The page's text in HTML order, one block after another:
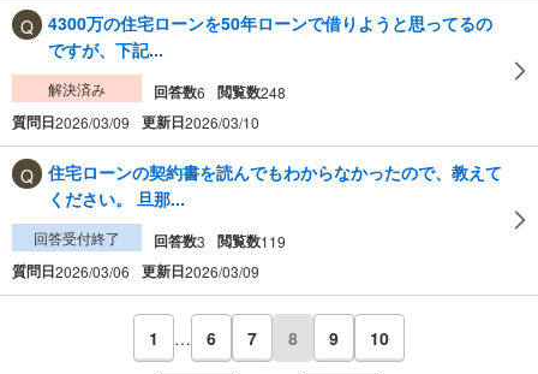
4300万の住宅ローンを50年ローンで借りようと思ってるの
ですが、下記...
解決済み 回答数6 閲覧数248
質問日2026/03/09 更新日2026/03/10
住宅ローンの契約書を読んでもわからなかったので、教えて
ください。 旦那...
回答受付終了 回答数3 閲覧数119
質問日2026/03/06 更新日2026/03/09
1 … 6 7 8 9 10